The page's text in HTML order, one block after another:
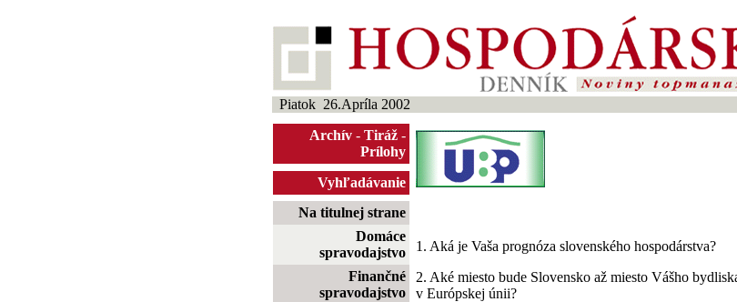
Piatok 26.Apríla 2002
Archív - Tiráž -
Prílohy
Vyhľadávanie
Na titulnej strane
Domáce
spravodajstvo
Finančné
spravodajstvo
1. Aká je Vaša prognóza slovenského hospodárstva?
2. Aké miesto bude Slovensko až miesto Vášho
v Európskej únii?